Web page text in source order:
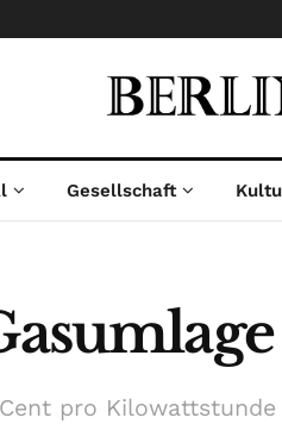
Gesellschaft
pro Kilowattstunde